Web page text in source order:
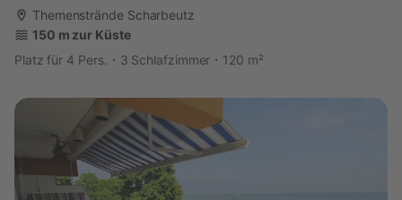
Themenstrände Scharbeutz
150 m zur Küste
Platz für 4 Pers.
3 Schlafzimmer 120 m²